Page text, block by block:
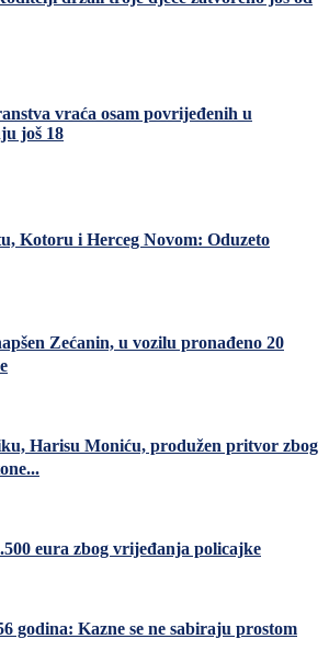
vraća osam povrijeđenih u
još 18
Kotoru i Herceg Novom: Oduzeto
Zećanin, u vozilu pronađeno 20
Harisu Moniću, produžen pritvor zbog
eura zbog vrijeđanja policajke
godina: Kazne se ne sabiraju prostom